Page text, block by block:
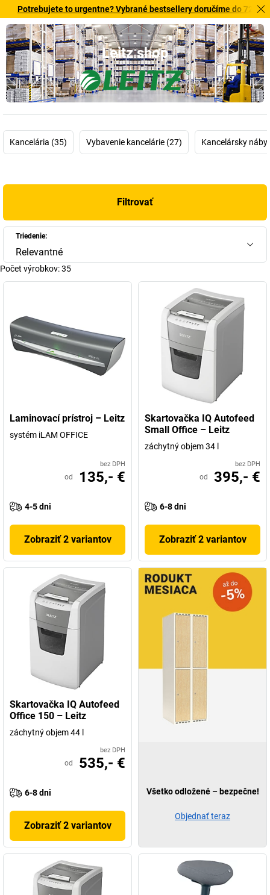
to urgentne? Vybrané bestsellery doručíme do 72 hodín.
Leitz shop
Kancelária (35) Vybavenie kancelárie (27) Kancelársky
Filtrovať
Triedenie:
Relevantné
Počet výrobkov:35
Laminovací prístroj – Leitz
systém iLAM OFFICE
bez DPH
od 135,- €
4-5 dni
Zobraziť 2 variantov
Skartovačka IQ Autofeed
Small Office – Leitz
záchytný objem 34 l
bez DPH
od 395,- €
6-8 dni
Zobraziť 2 variantov
Skartovačka IQ Autofeed
Office 150 – Leitz
záchytný objem 44 l
bez DPH
od 535,- €
6-8 dni
Zobraziť 2 variantov
Všetko odložené – bezpečne!
Objednať teraz